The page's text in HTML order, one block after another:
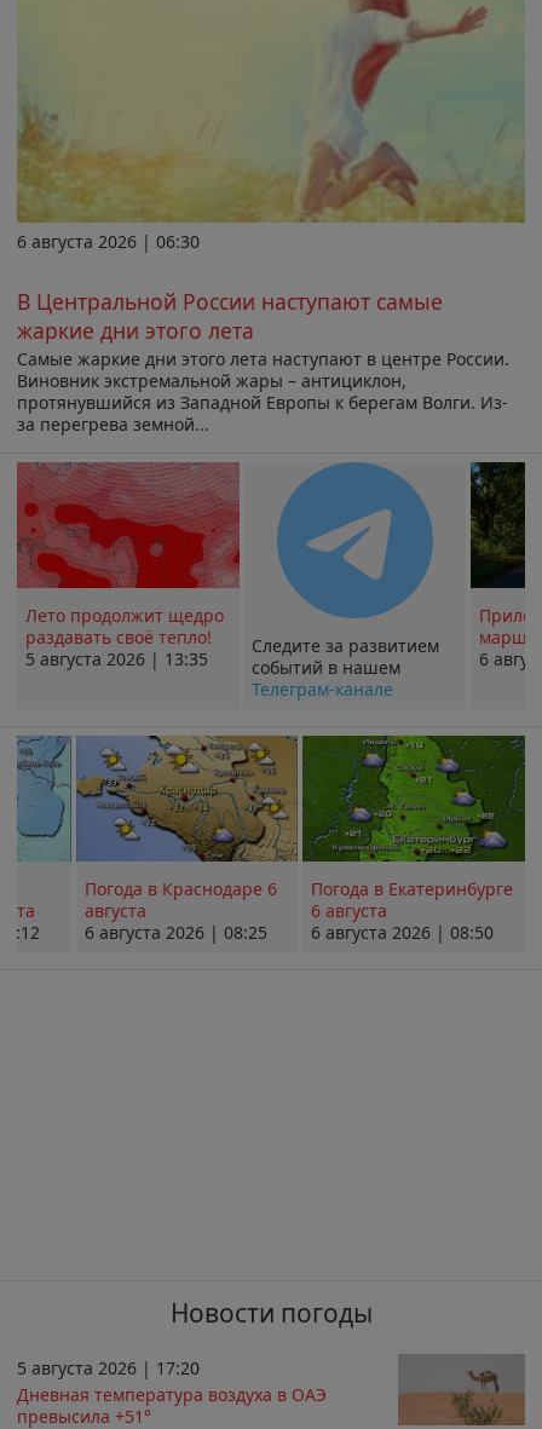
6 августа 2026 | 06:30
В Центральной России наступают самые
жаркие дни этого лета
Самые жаркие дни этого лета наступают в центре России.
Виновник экстремальной жары – антициклон,
протянувшийся из Западной Европы к берегам Волги. Из-
за перегрева земной...
Лето продолжит щедро
раздавать своё тепло!
5 августа 2026 | 13:35
Следите за развитием
событий в нашем
Телеграм-канале
6
Погода в Краснодаре 6
августа
6 августа 2026 | 08:25
Погода в Екатеринбурге
6 августа
6 августа 2026 | 08:50
Новости погоды
5 августа 2026 | 17:20
Дневная температура воздуха в ОАЭ
превысила +51°